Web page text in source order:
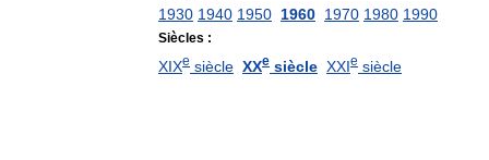
1930 1940 1950 1960 1970 1980 1990
Siècles :
XIXe siècle XXe siècle XXIe siècle